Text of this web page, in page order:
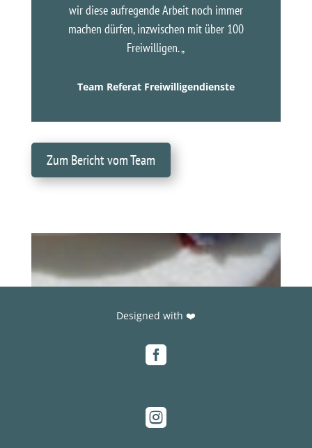
wir diese aufregende Arbeit noch immer
machen dürfen, inzwischen mit über 100
Freiwilligen. „
Team Referat Freiwilligendienste
Zum Bericht vom Team
Designed with ❤️

